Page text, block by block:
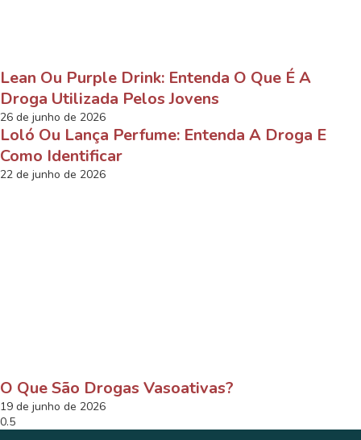
Lean Ou Purple Drink: Entenda O Que É A
Droga Utilizada Pelos Jovens
26 de junho de 2026
Loló Ou Lança Perfume: Entenda A Droga E
Como Identificar
22 de junho de 2026
O Que São Drogas Vasoativas?
19 de junho de 2026